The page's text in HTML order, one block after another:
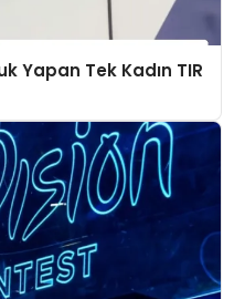
Yapan Tek Kadın TIR